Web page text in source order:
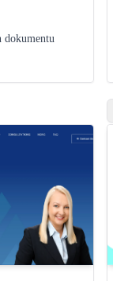
dokumentu